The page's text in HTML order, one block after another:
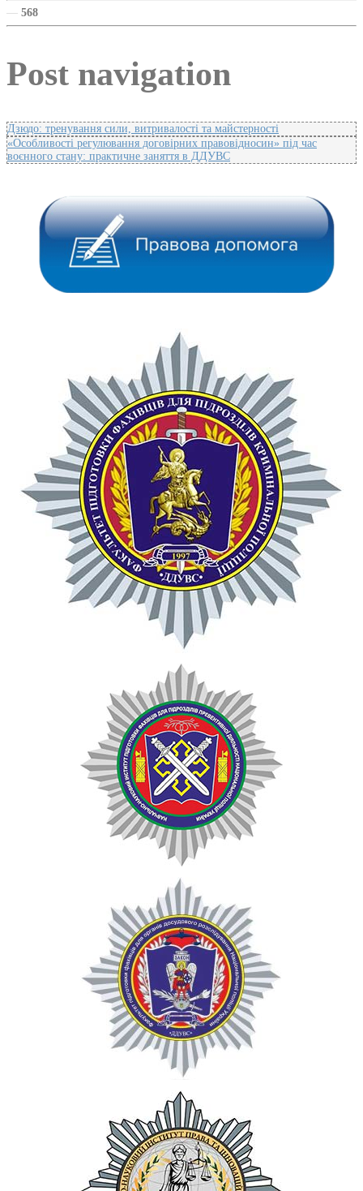
— 568
Post navigation
Дзюдо: тренування сили, витривалості та майстерності
«Особливості регулювання договірних правовідносин» під час
воєнного стану: практичне заняття в ДДУВС